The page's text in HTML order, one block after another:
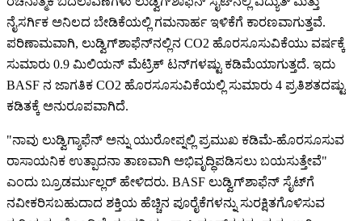
ನೈಸರ್ಗಿಕ ಅನಿಲದ ಬೇಡಿಕೆಯಲ್ಲಿ ಗಮನಾರ್ಹ ಇಳಿಕೆಗೆ ಕಾರಣವಾಗುತ್ತವೆ.
ಪರಿಣಾಮವಾಗಿ, ಲುಡ್ವಿಗ್‌ಶಾಫೆನ್‌ನಲ್ಲಿನ CO2 ಹೊರಸೂಸುವಿಕೆಯು ವರ್ಷಕ್ಕೆ
ಸುಮಾರು 0.9 ಮಿಲಿಯನ್ ಮೆಟ್ರಿಕ್ ಟನ್‌ಗಳಷ್ಟು ಕಡಿಮೆಯಾಗುತ್ತದೆ. ಇದು
BASF ನ ಜಾಗತಿಕ CO2 ಹೊರಸೂಸುವಿಕೆಯಲ್ಲಿ ಸುಮಾರು 4 ಪ್ರತಿಶತದಷ್ಟು
ಕಡಿತಕ್ಕೆ ಅನುರೂಪವಾಗಿದೆ.
"ನಾವು ಲುಡ್ವಿಗ್ಶಾಫೆನ್ ಅನ್ನು ಯುರೋಪ್ನಲ್ಲಿ ಪ್ರಮುಖ ಕಡಿಮೆ-ಹೊರಸೂಸುವ
ರಾಸಾಯನಿಕ ಉತ್ಪಾದನಾ ತಾಣವಾಗಿ ಅಭಿವೃದ್ಧಿಪಡಿಸಲು ಬಯಸುತ್ತೇವೆ"
ಎಂದು ಬ್ರೂಡರ್ಮುಲ್ಲರ್ ಹೇಳಿದರು. BASF ಲುಡ್ವಿಗ್‌ಶಾಫೆನ್ ಸೈಟ್‌ಗೆ
ನವೀಕರಿಸಬಹುದಾದ ಶಕ್ತಿಯ ಹೆಚ್ಚಿನ ಪೂರೈಕೆಗಳನ್ನು ಸುರಕ್ಷಿತಗೊಳಿಸುವ